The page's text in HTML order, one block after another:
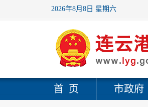
2026年8月8日 星期六
首 页 市政府